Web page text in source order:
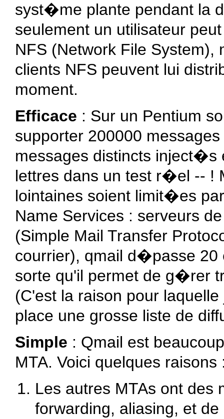
syst�me plante pendant la
seulement un utilisateur
NFS (Network File
clients NFS peuvent lui
moment.
Efficace : Sur un Pentium
supporter 200000
messages distincts
lettres dans un test r�el -- !
lointaines soient limit�es
Name Services : serveurs
(Simple Mail Transfer
courrier), qmail d�passe
sorte qu'il permet de g�rer
(C'est la raison pour
place une grosse liste de
Simple : Qmail est
MTA. Voici quelques raisons
Les autres MTAs ont
forwarding, aliasing, et